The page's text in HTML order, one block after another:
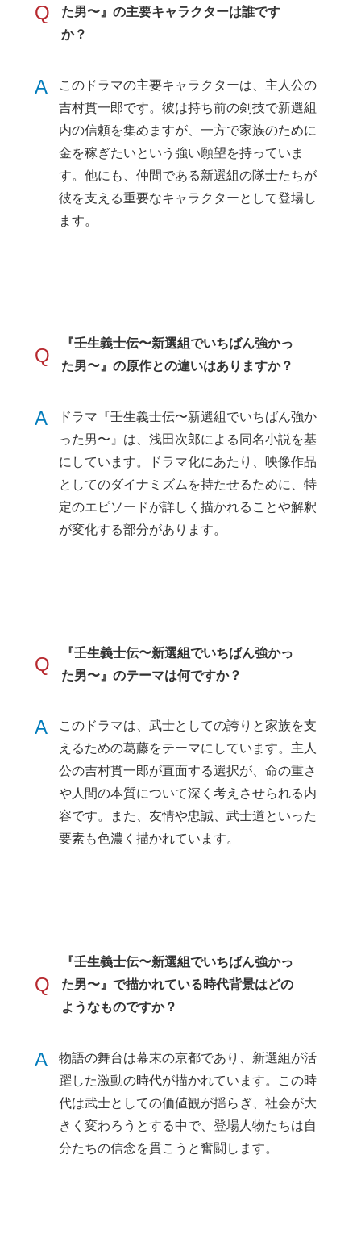
Q
た男〜』の主要キャラクターは誰です
か？
A
このドラマの主要キャラクターは、主人公の
吉村貫一郎です。彼は持ち前の剣技で新選組
内の信頼を集めますが、一方で家族のために
金を稼ぎたいという強い願望を持っていま
す。他にも、仲間である新選組の隊士たちが
彼を支える重要なキャラクターとして登場し
ます。
Q
『壬生義士伝〜新選組でいちばん強かっ
た男〜』の原作との違いはありますか？
A
ドラマ『壬生義士伝〜新選組でいちばん強か
った男〜』は、浅田次郎による同名小説を基
にしています。ドラマ化にあたり、映像作品
としてのダイナミズムを持たせるために、特
定のエピソードが詳しく描かれることや解釈
が変化する部分があります。
Q
『壬生義士伝〜新選組でいちばん強かっ
た男〜』のテーマは何ですか？
A
このドラマは、武士としての誇りと家族を支
えるための葛藤をテーマにしています。主人
公の吉村貫一郎が直面する選択が、命の重さ
や人間の本質について深く考えさせられる内
容です。また、友情や忠誠、武士道といった
要素も色濃く描かれています。
Q
『壬生義士伝〜新選組でいちばん強かっ
た男〜』で描かれている時代背景はどの
ようなものですか？
A
物語の舞台は幕末の京都であり、新選組が活
躍した激動の時代が描かれています。この時
代は武士としての価値観が揺らぎ、社会が大
きく変わろうとする中で、登場人物たちは自
分たちの信念を貫こうと奮闘します。